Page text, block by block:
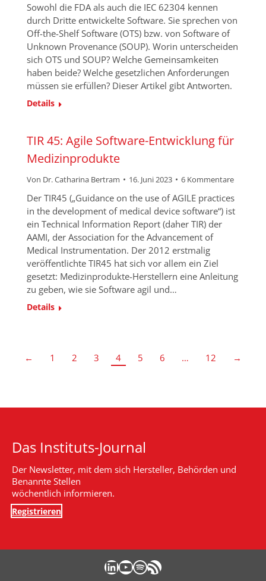
Sowohl die FDA als auch die IEC 62304 kennen
durch Dritte entwickelte Software. Sie sprechen von
Off-the-Shelf Software (OTS) bzw. von Software of
Unknown Provenance (SOUP). Worin unterscheiden
sich OTS und SOUP? Welche Gemeinsamkeiten
haben beide? Welche gesetzlichen Anforderungen
müssen sie erfüllen? Dieser Artikel gibt Antworten.
Details
TIR 45: Agile Software-Entwicklung für
Medizinprodukte
Von Dr. Catharina Bertram 16. Juni 2023 6 Kommentare
Der TIR45 („Guidance on the use of AGILE practices
in the development of medical device software“) ist
ein Technical Information Report (daher TIR) der
AAMI, der Association for the Advancement of
Medical Instrumentation. Der 2012 erstmalig
veröffentlichte TIR45 hat sich vor allem ein Ziel
gesetzt: Medizinprodukte-Herstellern eine Anleitung
zu geben, wie sie Software agil und…
Details
← 1 2 3 4 5 6 … 12 →
Das Instituts-Journal
Der Newsletter, mit dem sich Hersteller, Behörden und
Benannte Stellen
wöchentlich informieren.
Registrieren
LinkedIn
YouTube
Spotify
RSS-Feed